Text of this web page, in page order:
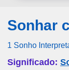
Sonhar
1 Sonho
Significado: